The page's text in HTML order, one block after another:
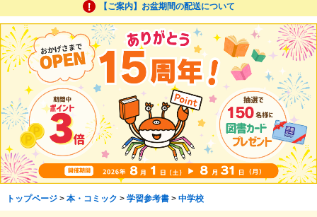
【ご案内】お盆期間の配送について
トップページ> 本・コミック > 学習参考書> 中学校